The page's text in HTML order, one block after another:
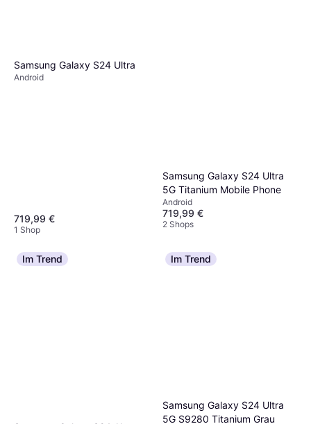
Samsung Galaxy S24 Ultra
Android
719,99 €
1 Shop
Samsung Galaxy S24 Ultra
5G Titanium Mobile Phone
Android
719,99 €
2 Shops
Im Trend Im Trend
Samsung Galaxy S24 Ultra
5G S9280 Titanium Grau